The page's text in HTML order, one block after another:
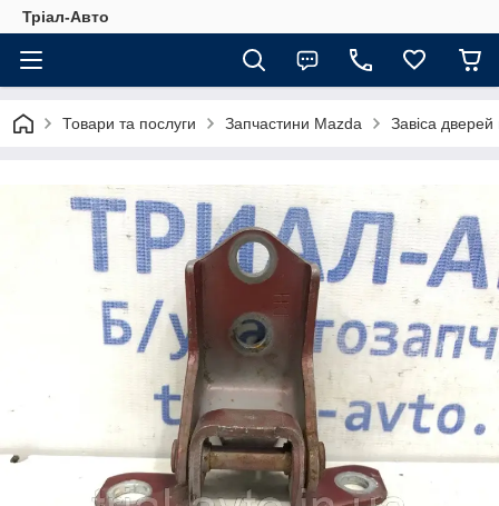
Тріал-Авто
Товари та послуги Запчастини Mazda Завіса